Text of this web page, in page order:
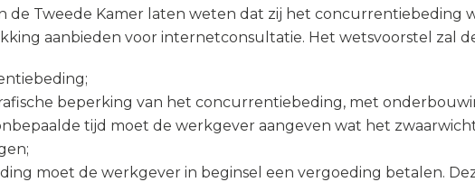
de Tweede Kamer laten weten dat zij het concurrentiebeding
aanbieden voor internetconsultatie. Het wetsvoorstel zal
beperking van het concurrentiebeding, met
tijd moet de werkgever aangeven wat het
moet de werkgever in beginsel een vergoeding betalen.